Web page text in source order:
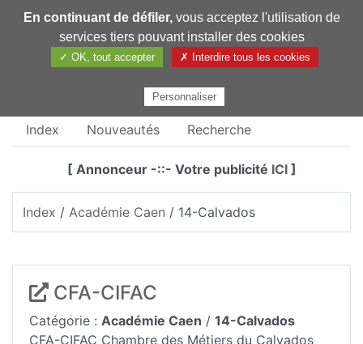
Pharmechange
Index Nouveautés Recherche
[ Annonceur -::- Votre publicité ICI]
Index / Académie Caen / 14-Calvados
CFA-CIFAC
Catégorie : Académie Caen / 14-Calvados
CFA-CIFAC Chambre des Métiers du Calvados
En continuant de défiler,vous acceptez l'utilisation de
services tiers pouvant installer des cookies
✓ OK, tout accepter ✗ Interdire tous les cookies
Personnaliser